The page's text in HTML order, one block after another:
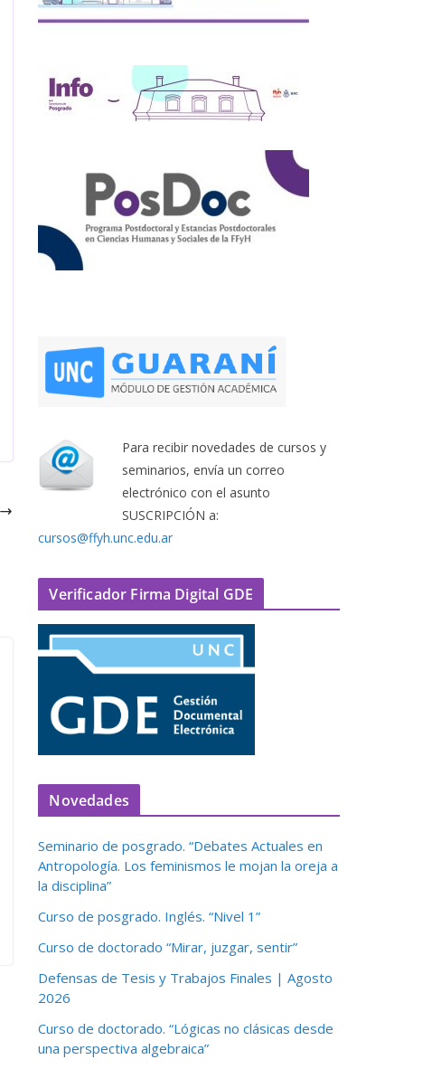
Para recibir novedades de cursos y
seminarios, envía un correo
electrónico con el asunto
SUSCRIPCIÓN a:
cursos@ffyh.unc.edu.ar
Verificador Firma Digital GDE
Novedades
Seminario de posgrado. “Debates Actuales en
Antropología. Los feminismos le mojan la oreja a
la disciplina”
Curso de posgrado. Inglés. “Nivel 1”
Curso de doctorado “Mirar, juzgar, sentir”
Defensas de Tesis y Trabajos Finales | Agosto
2026
Curso de doctorado. “Lógicas no clásicas desde
una perspectiva algebraica”